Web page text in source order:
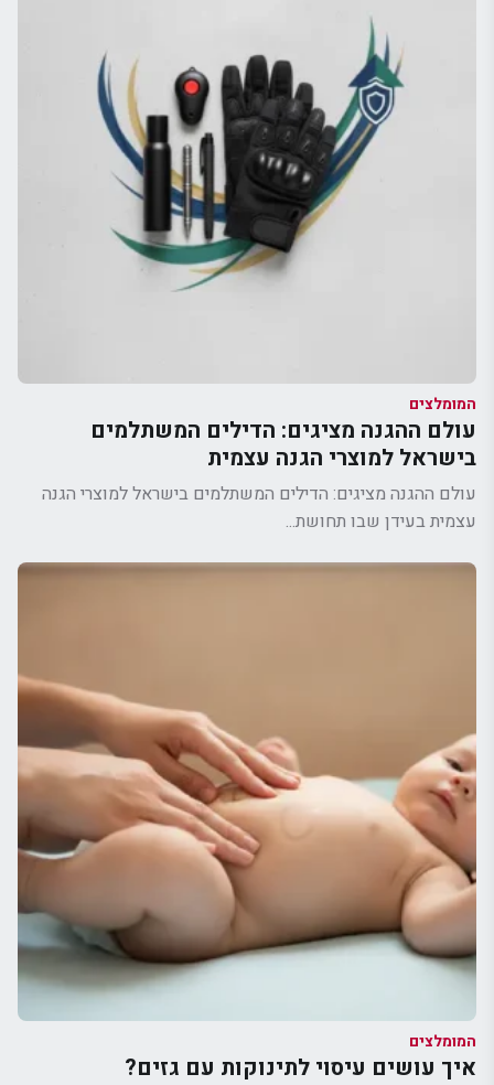
המומלצים
עולם ההגנה מציגים: הדילים המשתלמים
בישראל למוצרי הגנה עצמית
עולם ההגנה מציגים: הדילים המשתלמים בישראל למוצרי הגנה
עצמית בעידן שבו תחושת...
המומלצים
איך עושים עיסוי לתינוקות עם גזים?